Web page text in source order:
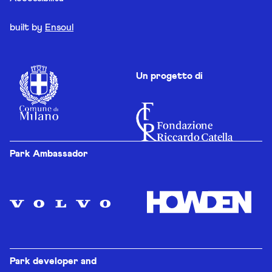
built by Ensoul
Un progetto di
Park Ambassador
Park developer and